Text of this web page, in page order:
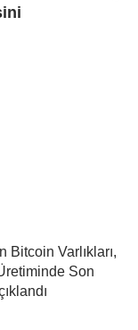
Bitcoin Varlıkları,
Son